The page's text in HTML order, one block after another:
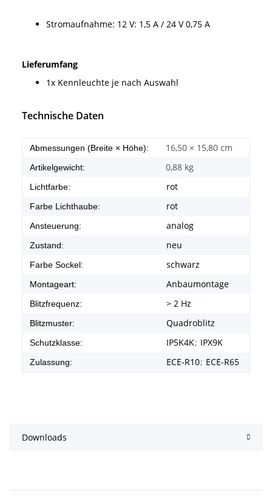
Stromaufnahme: 12 V: 1,5 A / 24 V 0,75 A
Lieferumfang
1x Kennleuchte je nach Auswahl
Technische Daten
Abmessungen (Breite × Höhe): 16,50 × 15,80 cm
Artikelgewicht: 0,88 kg
Lichtfarbe: rot
Farbe Lichthaube: rot
Ansteuerung: analog
Zustand: neu
Farbe Sockel: schwarz
Montageart: Anbaumontage
Blitzfrequenz: > 2 Hz
Blitzmuster: Quadroblitz
Schutzklasse: IP5K4K; IPX9K
Zulassung: ECE-R10; ECE-R65
Downloads